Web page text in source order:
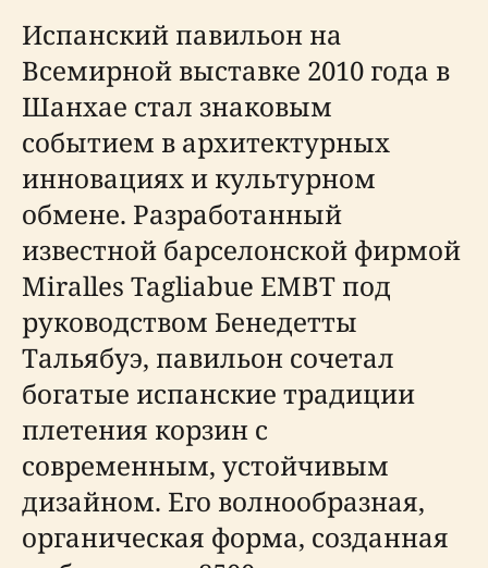
Испанский павильон на
Всемирной выставке 2010 года в
Шанхае стал знаковым
событием в архитектурных
инновациях и культурном
обмене. Разработанный
известной барселонской фирмой
Miralles Tagliabue EMBT под
руководством Бенедетты
Тальябуэ, павильон сочетал
богатые испанские традиции
плетения корзин с
современным, устойчивым
дизайном. Его волнообразная,
органическая форма, созданная